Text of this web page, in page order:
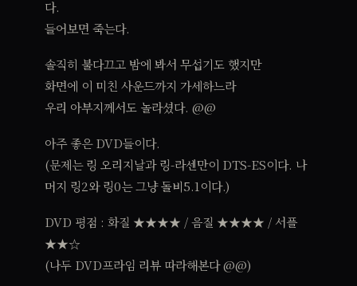
다.
들어보면 죽는다.
솔직히 불다끄고 밤에 봐서 무섭기도 했지만
화면에 이 미친 사운드까지 가세하느라
우리 아부지께서도 놀라셨다. @@
아주 좋은 DVD들이다.
(문제는 링 오리지날과 링-라센만이 DTS-ES이다. 나
머지 링2와 링0는 그냥 돌비5.1이다.)
DVD 평점 : 화질 ★★★★ / 음질 ★★★★ / 서플
★★☆
(나두 DVD프라임 리뷰 따라해본다 @@)